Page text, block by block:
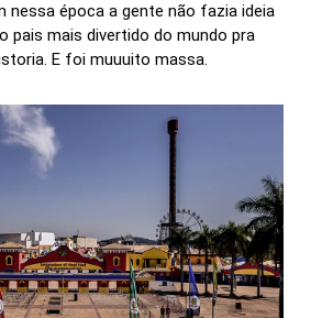
nessa época a gente não fazia ideia
pais mais divertido do mundo pra
E foi muuuito massa.